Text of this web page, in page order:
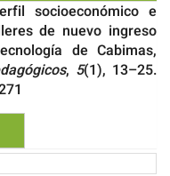
socioeconómico e
de nuevo ingreso
de Cabimas,
, 5(1), 13–25.